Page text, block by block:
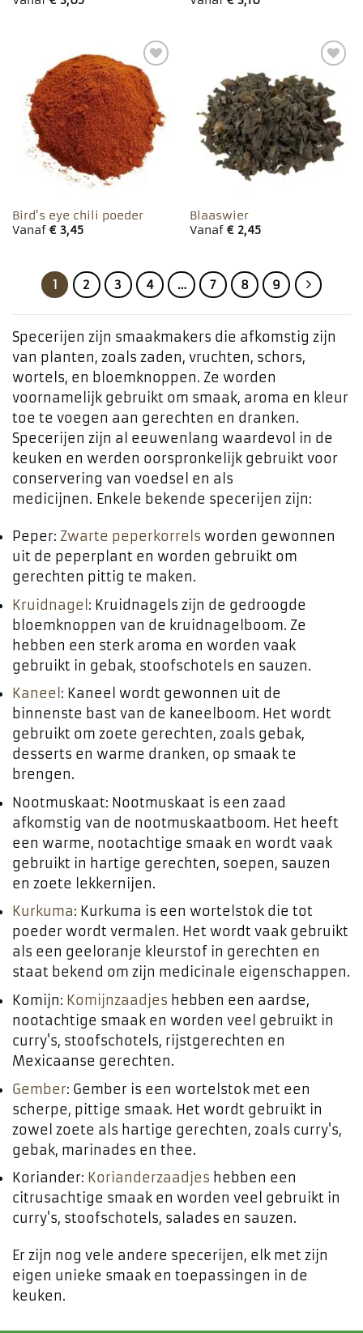
Toevoegen
aan
favorieten
Bird’s eye chili poeder
Vanaf €3,45
Toevoegen
aan
favorieten
Blaaswier
Vanaf €2,45
1 2 3 4 … 7 8 9
Specerijen zijn smaakmakers die afkomstig zijn
van planten, zoals zaden, vruchten, schors,
wortels, en bloemknoppen. Ze worden
voornamelijk gebruikt om smaak, aroma en kleur
toe te voegen aan gerechten en dranken.
Specerijen zijn al eeuwenlang waardevol in de
keuken en werden oorspronkelijk gebruikt voor
conservering van voedsel en als
medicijnen. Enkele bekende specerijen zijn:
Peper: Zwarte peperkorrels worden gewonnen
uit de peperplant en worden gebruikt om
gerechten pittig te maken.
Kruidnagel : Kruidnagels zijn de gedroogde
bloemknoppen van de kruidnagelboom. Ze
hebben een sterk aroma en worden vaak
gebruikt in gebak, stoofschotels en sauzen.
Kaneel : Kaneel wordt gewonnen uit de
binnenste bast van de kaneelboom. Het wordt
gebruikt om zoete gerechten, zoals gebak,
desserts en warme dranken, op smaak te
brengen.
Nootmuskaat: Nootmuskaat is een zaad
afkomstig van de nootmuskaatboom. Het heeft
een warme, nootachtige smaak en wordt vaak
gebruikt in hartige gerechten, soepen, sauzen
en zoete lekkernijen.
Kurkuma: Kurkuma is een wortelstok die tot
poeder wordt vermalen. Het wordt vaak gebruikt
als een geeloranje kleurstof in gerechten en
staat bekend om zijn medicinale eigenschappen.
Komijn: Komijnzaadjes hebben een aardse,
nootachtige smaak en worden veel gebruikt in
curry's, stoofschotels, rijstgerechten en
Mexicaanse gerechten.
Gember: Gember is een wortelstok met een
scherpe, pittige smaak. Het wordt gebruikt in
zowel zoete als hartige gerechten, zoals curry's,
gebak, marinades en thee.
Koriander: Korianderzaadjes hebben een
citrusachtige smaak en worden veel gebruikt in
curry's, stoofschotels, salades en sauzen.
Er zijn nog vele andere specerijen, elk met zijn
eigen unieke smaak en toepassingen in de
keuken.